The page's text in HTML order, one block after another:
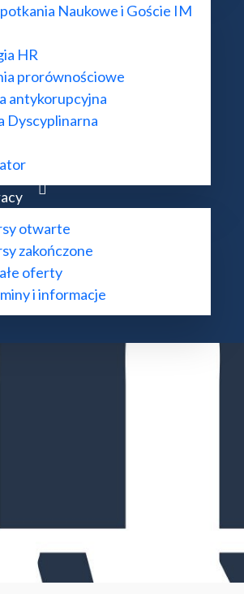
Naukowe i Goście IM
HR
prorównościowe
antykorupcyjna
Dyscyplinarna
otwarte
zakończone
oferty
i informacje